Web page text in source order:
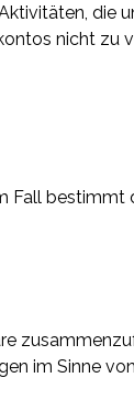
die
nicht zu
Fall bestimmt
im Sinne